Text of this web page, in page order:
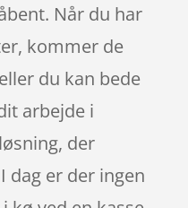
Når du har
kommer de
du kan bede
arbejde i
der
dag er der ingen